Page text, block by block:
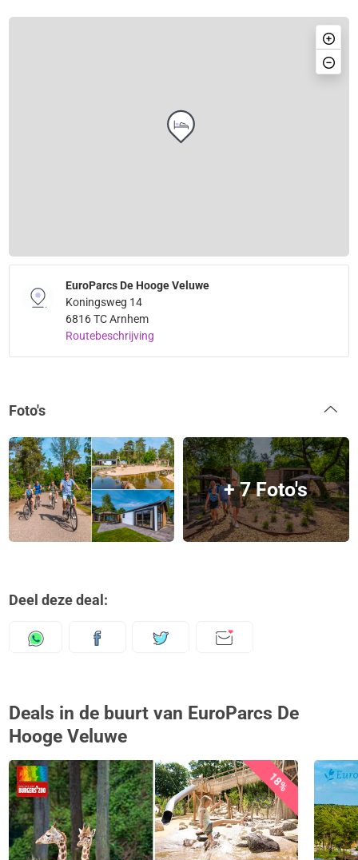
EuroParcs De Hooge Veluwe
Koningsweg 14
6816 TC Arnhem
Routebeschrijving
Foto's
+ 7 Foto's
Deel deze deal:
Deals in de buurt van EuroParcs De
Hooge Veluwe
18%